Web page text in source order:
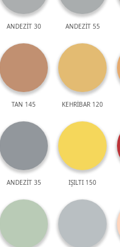
ANDEZİT 30 ANDEZİT 55
TAN 145 KEHRİBAR 120
ANDEZİT 35 IŞILTI 150